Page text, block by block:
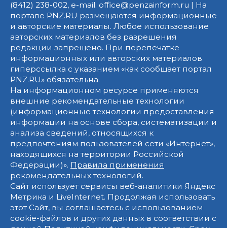
(8412) 238-002, e-mail: office@penzainform.ru | На
портале PNZ.RU размещаются информационные
и авторские материалы. Любое использование
авторских материалов без разрешения
редакции запрещено. При перепечатке
информационных или авторских материалов
гиперссылка с указанием «как сообщает портал
PNZ.RU» обязательна.
На информационном ресурсе применяются
внешние рекомендательные технологии
(информационные технологии предоставления
информации на основе сбора, систематизации и
анализа сведений, относящихся к
предпочтениям пользователей сети «Интернет»,
находящихся на территории Российской
Федерации)». Правила применения
рекомендательных технологий.
Сайт использует сервисы веб-аналитики Яндекс
Метрика и LiveInternet. Продолжая использовать
этот Сайт, вы соглашаетесь с использованием
cookie-файлов и других данных в соответствии с